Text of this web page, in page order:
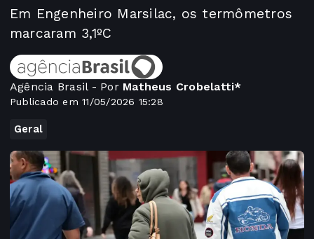
Em Engenheiro Marsilac, os termômetros
marcaram 3,1ºC
Agência Brasil - Por Matheus Crobelatti*
Publicado em 11/05/2026 15:28
Geral